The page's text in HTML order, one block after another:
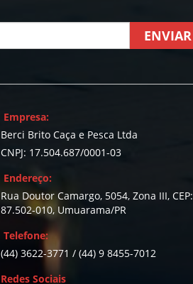
ENVIAR
Empresa:
Berci Brito Caça e Pesca Ltda
CNPJ: 17.504.687/0001-03
Endereço:
Rua Doutor Camargo, 5054, Zona III, CEP:
87.502-010, Umuarama/PR
Telefone:
(44) 3622-3771 / (44) 9 8455-7012
Redes Sociais